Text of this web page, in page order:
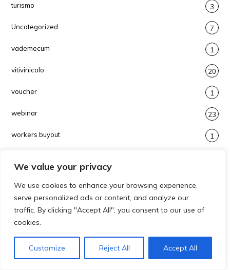
We value your privacy
We use cookies to enhance your browsing experience,
serve personalized ads or content, and analyze our
traffic. By clicking "Accept All", you consent to our use of
cookies.
Customize Reject All Accept All
turismo 3
Uncategorized 7
vademecum 1
vitivinicolo 20
voucher 1
webinar 23
workers buyout 1
ARCHIVI
Archivi